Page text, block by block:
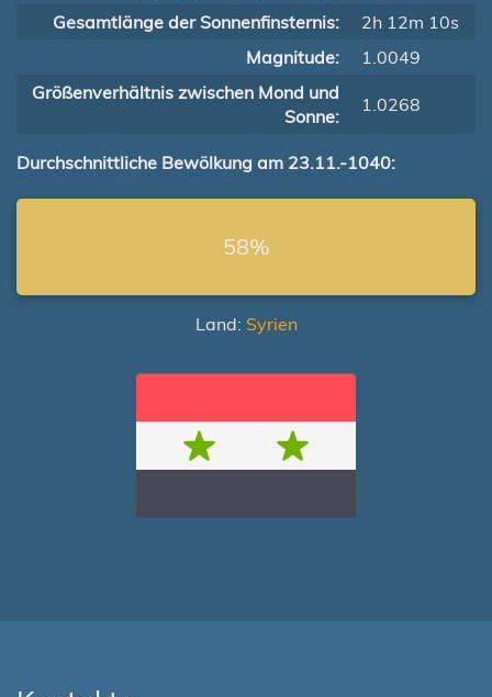
Gesamtlänge der Sonnenfinsternis:
2h 12m 10s
Magnitude:
1.0049
Größenverhältnis zwischen Mond und
Sonne:
1.0268
Durchschnittliche Bewölkung am 23.11.-1040:
58%
Land: Syrien